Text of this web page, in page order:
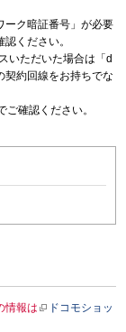
ーク暗証番号」が必要
認ください。
いただいた場合は「d
契約回線をお持ちでな
ご確認ください。
情報は
ドコモショッ